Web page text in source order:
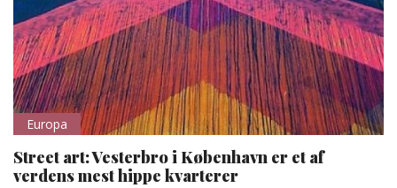
Europa
Street art: Vesterbro i København er et af
verdens mest hippe kvarterer